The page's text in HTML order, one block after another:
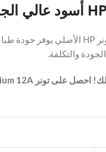
والتكلفة.